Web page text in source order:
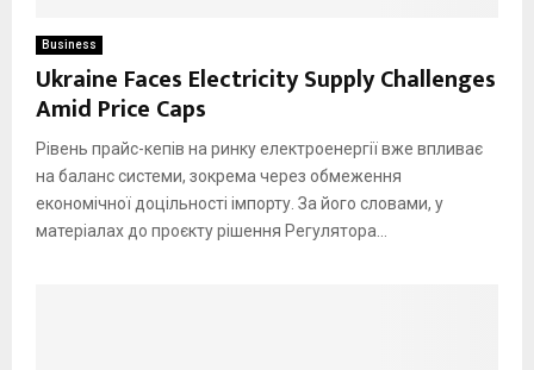
Business
Ukraine Faces Electricity Supply Challenges
Amid Price Caps
Рівень прайс-кепів на ринку електроенергії вже впливає
на баланс системи, зокрема через обмеження
економічної доцільності імпорту. За його словами, у
матеріалах до проєкту рішення Регулятора...